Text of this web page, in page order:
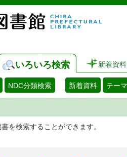
いろいろ検索 新着資料
NDC分類検索 新着資料 テー
を検索することができます。